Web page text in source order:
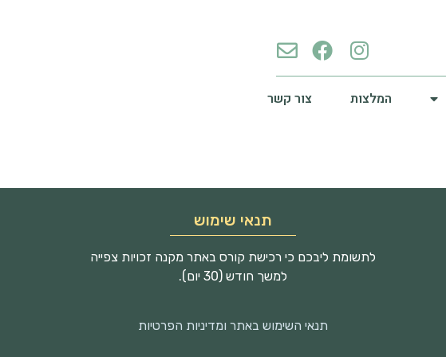
המלצות צור קשר
תנאי שימוש
לתשומת ליבכם כי רכישת קורס באתר מקנה זכויות צפייה
למשך חודש (30 יום).
תנאי השימוש באתר ומדיניות הפרטיות